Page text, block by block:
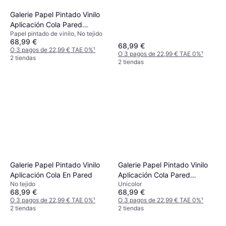
Galerie Papel Pintado Vinilo
Aplicación Cola Pared
Naturaleza Beige
Papel pintado de vinilo, No tejido
68,99 €
O 3 pagos de 22,99 € TAE 0%¹
2 tiendas
68,99 €
O 3 pagos de 22,99 € TAE 0%¹
2 tiendas
Galerie Papel Pintado Vinilo
Aplicación Cola En Pared
No tejido
68,99 €
O 3 pagos de 22,99 € TAE 0%¹
2 tiendas
Galerie Papel Pintado Vinilo
Aplicación Cola Pared
Naturaleza Sumatra 7 Beige
Unicolor
68,99 €
O 3 pagos de 22,99 € TAE 0%¹
2 tiendas